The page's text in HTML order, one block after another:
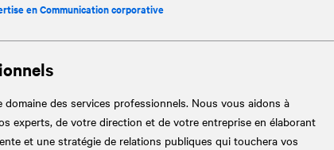
en Communication corporative
domaine des services professionnels. Nous vous aidons à
experts, de votre direction et de votre entreprise en élaborant
et une stratégie de relations publiques qui touchera vos